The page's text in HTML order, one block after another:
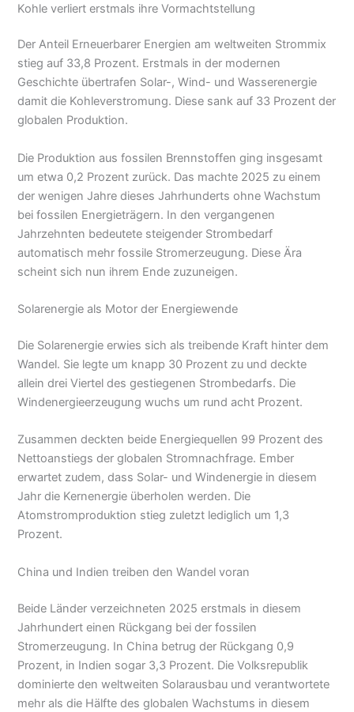
Kohle verliert erstmals ihre Vormachtstellung
Der Anteil Erneuerbarer Energien am weltweiten Strommix
stieg auf 33,8 Prozent. Erstmals in der modernen
Geschichte übertrafen Solar-, Wind- und Wasserenergie
damit die Kohleverstromung. Diese sank auf 33 Prozent der
globalen Produktion.
Die Produktion aus fossilen Brennstoffen ging insgesamt
um etwa 0,2 Prozent zurück. Das machte 2025 zu einem
der wenigen Jahre dieses Jahrhunderts ohne Wachstum
bei fossilen Energieträgern. In den vergangenen
Jahrzehnten bedeutete steigender Strombedarf
automatisch mehr fossile Stromerzeugung. Diese Ära
scheint sich nun ihrem Ende zuzuneigen.
Solarenergie als Motor der Energiewende
Die Solarenergie erwies sich als treibende Kraft hinter dem
Wandel. Sie legte um knapp 30 Prozent zu und deckte
allein drei Viertel des gestiegenen Strombedarfs. Die
Windenergieerzeugung wuchs um rund acht Prozent.
Zusammen deckten beide Energiequellen 99 Prozent des
Nettoanstiegs der globalen Stromnachfrage. Ember
erwartet zudem, dass Solar- und Windenergie in diesem
Jahr die Kernenergie überholen werden. Die
Atomstromproduktion stieg zuletzt lediglich um 1,3
Prozent.
China und Indien treiben den Wandel voran
Beide Länder verzeichneten 2025 erstmals in diesem
Jahrhundert einen Rückgang bei der fossilen
Stromerzeugung. In China betrug der Rückgang 0,9
Prozent, in Indien sogar 3,3 Prozent. Die Volksrepublik
dominierte den weltweiten Solarausbau und verantwortete
mehr als die Hälfte des globalen Wachstums in diesem